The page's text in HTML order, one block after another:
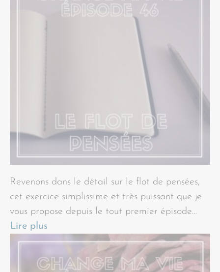
Revenons dans le détail sur le flot de pensées,
cet exercice simplissime et très puissant que je
vous propose depuis le tout premier épisode…
Lire plus